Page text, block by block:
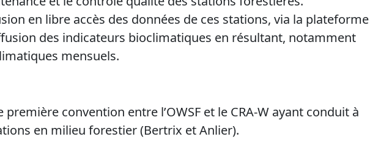
en libre accès des données de ces stations, via la plateforme
des indicateurs bioclimatiques en résultant, notamment
mensuels.
convention entre l’OWSF et le CRA-W ayant conduit à
en milieu forestier (Bertrix et Anlier).